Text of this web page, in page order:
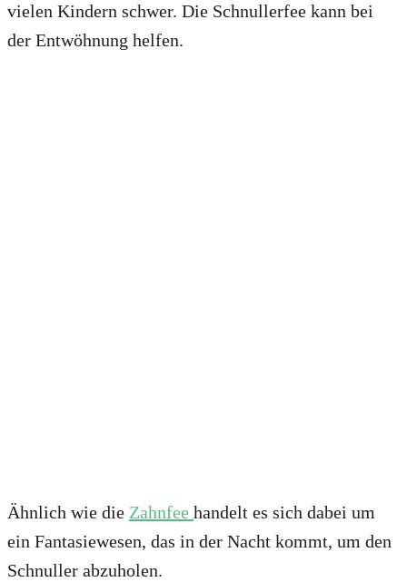
vielen Kindern schwer. Die Schnullerfee kann bei
der Entwöhnung helfen.
Ähnlich wie die Zahnfee handelt es sich dabei um
ein Fantasiewesen, das in der Nacht kommt, um den
Schnuller abzuholen.